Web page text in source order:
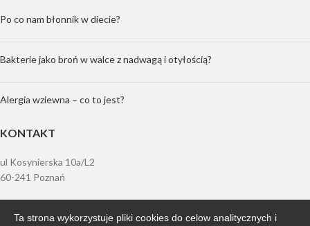
Po co nam błonnik w diecie?
Bakterie jako broń w walce z nadwagą i otyłością?
Alergia wziewna – co to jest?
KONTAKT
ul Kosynierska 10a/L2
60-241 Poznań
tel.: + 48 61 890 83 44
Ta strona wykorzystuje pliki cookies do celow analitycznych i